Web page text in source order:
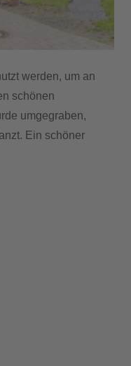
werden, um an
schönen
umgegraben,
Ein schöner